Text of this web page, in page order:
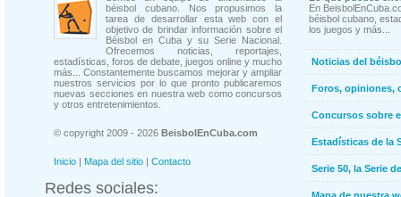
béisbol cubano. Nos propusimos la
tarea de desarrollar esta web con el
objetivo de brindar información sobre el
Béisbol en Cuba y su Serie Nacional.
Ofrecemos noticias, reportajes,
estadísticas, foros de debate, juegos online y mucho
más... Constantemente buscamos mejorar y ampliar
nuestros servicios por lo que pronto publicaremos
nuevas secciones en nuestra web como concursos
y otros entretenimientos.
© copyright 2009 - 2026 BeisbolEnCuba.com
Inicio | Mapa del sitio | Contacto
Redes sociales:
En
béisbol cubano,
los juegos y más...
Noticias del
Foros, opiniones,
Concursos sobre
Estadísticas de la
Serie 50, la Serie